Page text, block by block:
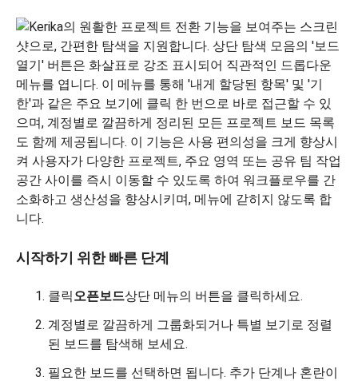
시작하기 위한 빠른 단계
클릭오픈보드상단 메뉴의 버튼을 클릭하세요.
계정별로 깔끔하게 그룹화되거나 특별 보기로 정렬
된 보드를 탐색해 보세요.
필요한 보드를 선택하면 됩니다. 추가 단계나 혼란이